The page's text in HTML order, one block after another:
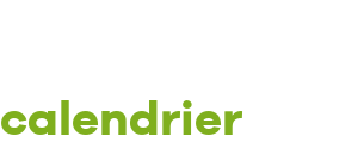
calendrier